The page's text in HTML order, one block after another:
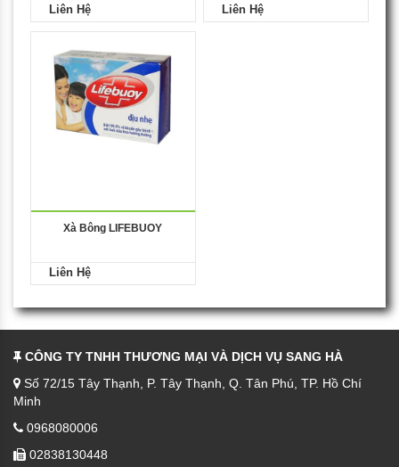
Liên Hệ Liên Hệ
Xà Bông LIFEBUOY
Liên Hệ
CÔNG TY TNHH THƯƠNG MẠI VÀ DỊCH VỤ SANG HÀ
Số 72/15 Tây Thạnh, P. Tây Thạnh, Q. Tân Phú, TP. Hồ Chí
Minh
0968080006
02838130448